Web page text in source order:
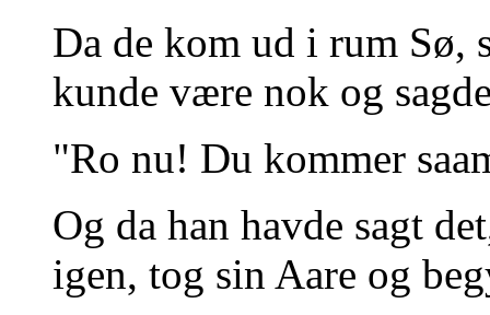
Da de kom ud i rum Sø,
kunde være nok og
"Ro nu! Du kommer
Og da han havde sagt
igen, tog sin Aare og